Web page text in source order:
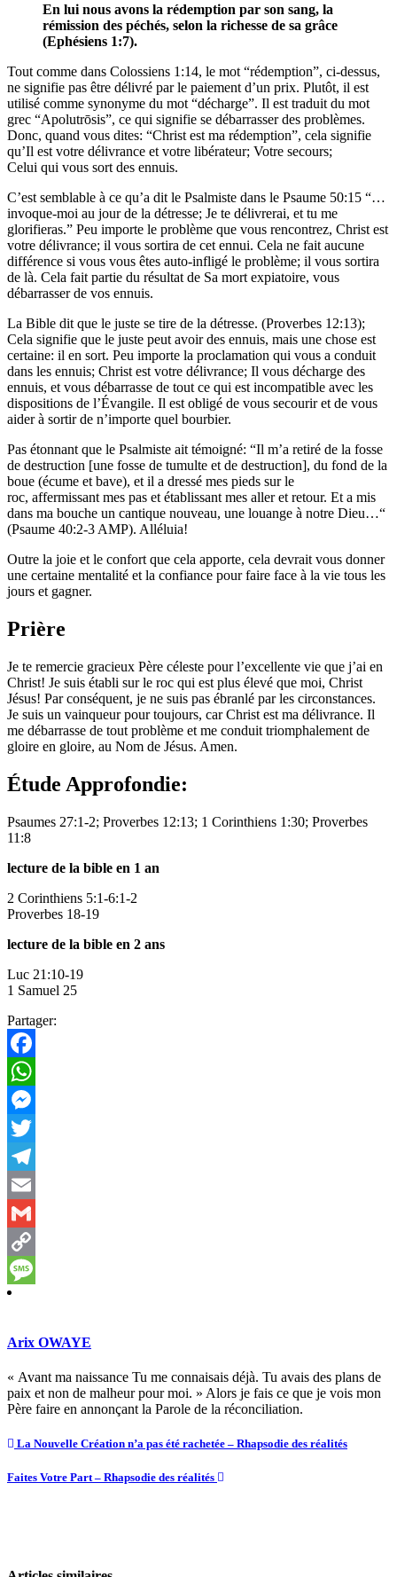
En lui nous avons la rédemption par son sang, la
rémission des péchés, selon la richesse de sa grâce
(Ephésiens 1:7).
Tout comme dans Colossiens 1:14, le mot “rédemption”, ci-dessus,
ne signifie pas être délivré par le paiement d’un prix. Plutôt, il est
utilisé comme synonyme du mot “décharge”. Il est traduit du mot
grec “Apolutrōsis”, ce qui signifie se débarrasser des problèmes.
Donc, quand vous dites: “Christ est ma rédemption”, cela signifie
qu’Il est votre délivrance et votre libérateur; Votre secours;
Celui qui vous sort des ennuis.
C’est semblable à ce qu’a dit le Psalmiste dans le Psaume 50:15 “…
invoque-moi au jour de la détresse; Je te délivrerai, et tu me
glorifieras.” Peu importe le problème que vous rencontrez, Christ est
votre délivrance; il vous sortira de cet ennui. Cela ne fait aucune
différence si vous vous êtes auto-infligé le problème; il vous sortira
de là. Cela fait partie du résultat de Sa mort expiatoire, vous
débarrasser de vos ennuis.
La Bible dit que le juste se tire de la détresse. (Proverbes 12:13);
Cela signifie que le juste peut avoir des ennuis, mais une chose est
certaine: il en sort. Peu importe la proclamation qui vous a conduit
dans les ennuis; Christ est votre délivrance; Il vous décharge des
ennuis, et vous débarrasse de tout ce qui est incompatible avec les
dispositions de l’Évangile. Il est obligé de vous secourir et de vous
aider à sortir de n’importe quel bourbier.
Pas étonnant que le Psalmiste ait témoigné: “Il m’a retiré de la fosse
de destruction [une fosse de tumulte et de destruction], du fond de la
boue (écume et bave), et il a dressé mes pieds sur le
roc, affermissant mes pas et établissant mes aller et retour. Et a mis
dans ma bouche un cantique nouveau, une louange à notre Dieu…“
(Psaume 40:2-3 AMP). Alléluia!
Outre la joie et le confort que cela apporte, cela devrait vous donner
une certaine mentalité et la confiance pour faire face à la vie tous les
jours et gagner.
Prière
Je te remercie gracieux Père céleste pour l’excellente vie que j’ai en
Christ! Je suis établi sur le roc qui est plus élevé que moi, Christ
Jésus! Par conséquent, je ne suis pas ébranlé par les circonstances.
Je suis un vainqueur pour toujours, car Christ est ma délivrance. Il
me débarrasse de tout problème et me conduit triomphalement de
gloire en gloire, au Nom de Jésus. Amen.
Étude Approfondie:
Psaumes 27:1-2; Proverbes 12:13; 1 Corinthiens 1:30; Proverbes
11:8
lecture de la bible en 1 an
2 Corinthiens 5:1-6:1-2
Proverbes 18-19
lecture de la bible en 2 ans
Luc 21:10-19
1 Samuel 25
Partager:
Facebook
WhatsApp
Messenger
Twitter
Telegram
Email
Gmail
Copy
Link
Message
Arix OWAYE
« Avant ma naissance Tu me connaisais déjà. Tu avais des plans de
paix et non de malheur pour moi. » Alors je fais ce que je vois mon
Père faire en annonçant la Parole de la réconciliation.
La Nouvelle Création n’a pas été rachetée – Rhapsodie des réalités
Faites Votre Part – Rhapsodie des réalités